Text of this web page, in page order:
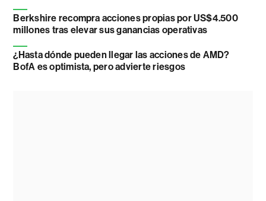
Berkshire recompra acciones propias por US$4.500
millones tras elevar sus ganancias operativas
¿Hasta dónde pueden llegar las acciones de AMD?
BofA es optimista, pero advierte riesgos